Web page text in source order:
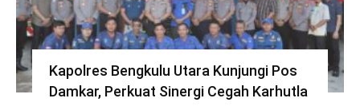
Kapolres Bengkulu Utara Kunjungi Pos
Damkar, Perkuat Sinergi Cegah Karhutla